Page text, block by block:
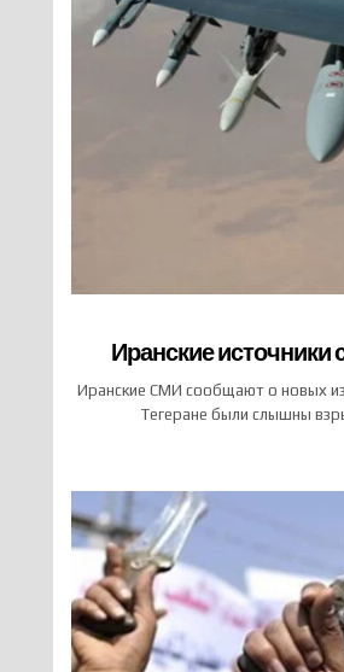
Иранские источники
Иранские СМИ сообщают о новых
Тегеране были слышны